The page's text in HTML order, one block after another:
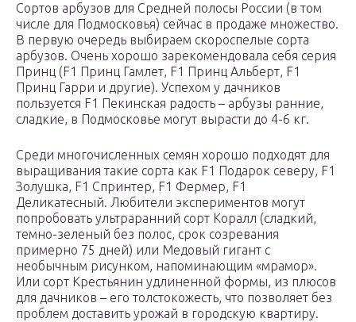
Сортов арбузов для Средней полосы России (в том
числе для Подмосковья) сейчас в продаже множество.
В первую очередь выбираем скороспелые сорта
арбузов. Очень хорошо зарекомендовала себя серия
Принц (F1 Принц Гамлет, F1 Принц Альберт, F1
Принц Гарри и другие). Успехом у дачников
пользуется F1 Пекинская радость – арбузы ранние,
сладкие, в Подмосковье могут вырасти до 4-6 кг.
Среди многочисленных семян хорошо подходят для
выращивания такие сорта как F1 Подарок северу, F1
Золушка, F1 Спринтер, F1 Фермер, F1
Деликатесный. Любители экспериментов могут
попробовать ультраранний сорт Коралл (сладкий,
темно-зеленый без полос, срок созревания
примерно 75 дней) или Медовый гигант с
необычным рисунком, напоминающим «мрамор».
Или сорт Крестьянин удлиненной формы, из плюсов
для дачников – его толстокожесть, что позволяет без
проблем доставить урожай в городскую квартиру.